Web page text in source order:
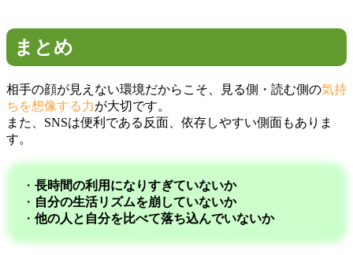
まとめ
相手の顔が見えない環境だからこそ、見る側・読む側の気持
ちを想像する力が大切です。
また、SNSは便利である反面、依存しやすい側面もありま
す。
・ 長時間の利用になりすぎていないか
・ 自分の生活リズムを崩していないか
・ 他の人と自分を比べて落ち込んでいないか